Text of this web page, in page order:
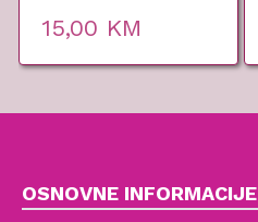
15,00 KM
OSNOVNE INFORMACIJE